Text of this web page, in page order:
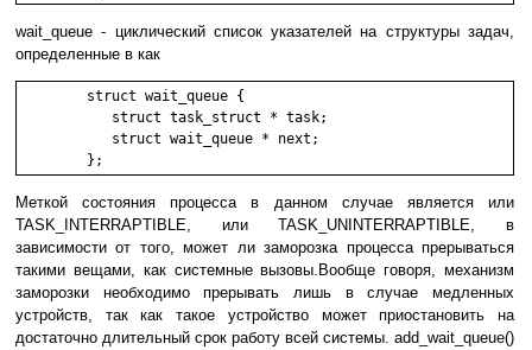
wait_queue - циклический список указателей на структуры задач,
определенные в как
        struct wait_queue {
           struct task_struct * task;
           struct wait_queue * next;
        };
Меткой состояния процесса в данном случае является или
TASK_INTERRAPTIBLE, или TASK_UNINTERRAPTIBLE, в
зависимости от того, может ли заморозка процесса прерываться
такими вещами, как системные вызовы.Вообще говоря, механизм
заморозки необходимо прерывать лишь в случае медленных
устройств, так как такое устройство может приостановить на
достаточно длительный срок работу всей системы. add_wait_queue()